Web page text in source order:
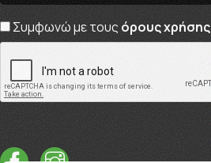
Συμφωνώ με τους όρους χρήσης